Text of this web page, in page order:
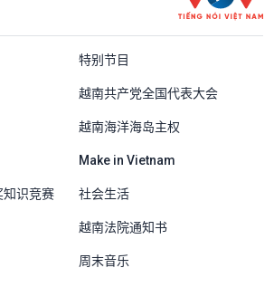
Trung Quốc
特别节目
越南共产党全国代表大会
越南海洋海岛主权
Make in Vietnam
知识竞赛 社会生活
越南法院通知书
周末音乐